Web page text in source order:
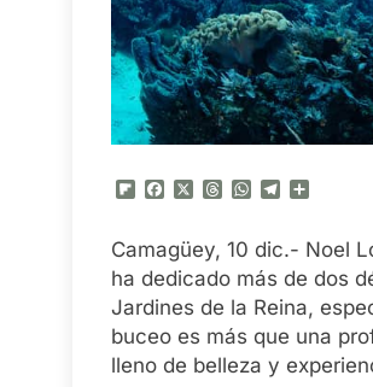
Flipboard
FacebookThreadsWhatsApp
Telegram
Camagüey, 10 dic.- Noel
ha dedicado más de dos
Jardines de la Reina,
buceo es más que una
lleno de belleza y